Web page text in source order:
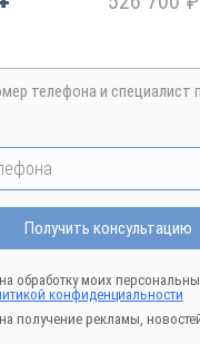
телефона и специалист
Получить консультацию
на обработку моих
конфиденциальности
на получение рекламы,